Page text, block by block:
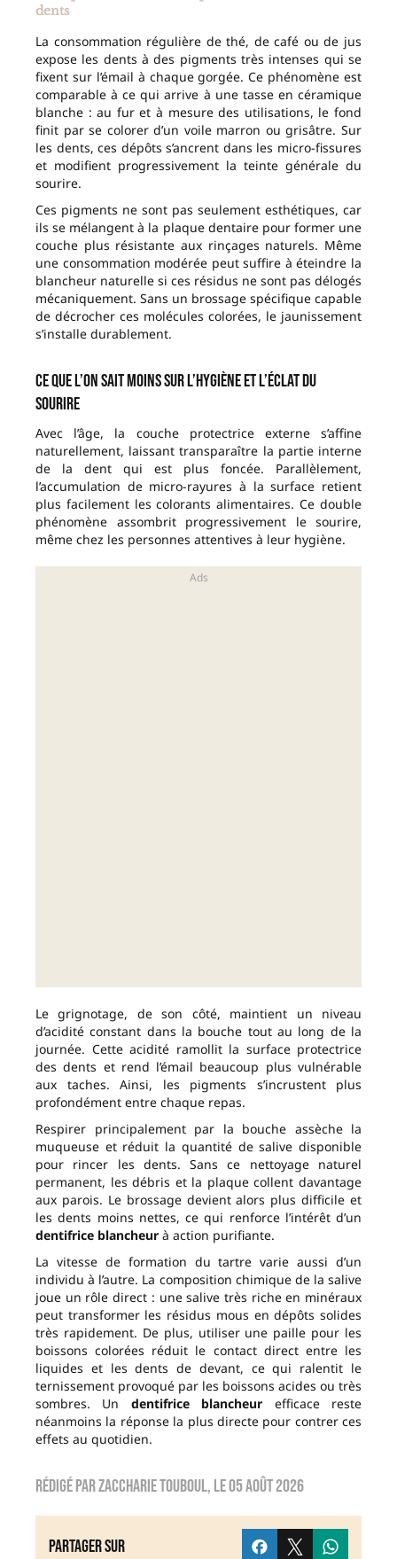
dents
La consommation régulière de thé, de café ou de jus
expose les dents à des pigments très intenses qui se
fixent sur l’émail à chaque gorgée. Ce phénomène est
comparable à ce qui arrive à une tasse en céramique
blanche : au fur et à mesure des utilisations, le fond
finit par se colorer d’un voile marron ou grisâtre. Sur
les dents, ces dépôts s’ancrent dans les micro-fissures
et modifient progressivement la teinte générale du
sourire.
Ces pigments ne sont pas seulement esthétiques, car
ils se mélangent à la plaque dentaire pour former une
couche plus résistante aux rinçages naturels. Même
une consommation modérée peut suffire à éteindre la
blancheur naturelle si ces résidus ne sont pas délogés
mécaniquement. Sans un brossage spécifique capable
de décrocher ces molécules colorées, le jaunissement
s’installe durablement.
Ce que l’on sait moins sur l’hygiène et l’éclat du
sourire
Avec l’âge, la couche protectrice externe s’affine
naturellement, laissant transparaître la partie interne
de la dent qui est plus foncée. Parallèlement,
l’accumulation de micro-rayures à la surface retient
plus facilement les colorants alimentaires. Ce double
phénomène assombrit progressivement le sourire,
même chez les personnes attentives à leur hygiène.
Le grignotage, de son côté, maintient un niveau
d’acidité constant dans la bouche tout au long de la
journée. Cette acidité ramollit la surface protectrice
des dents et rend l’émail beaucoup plus vulnérable
aux taches. Ainsi, les pigments s’incrustent plus
profondément entre chaque repas.
Respirer principalement par la bouche assèche la
muqueuse et réduit la quantité de salive disponible
pour rincer les dents. Sans ce nettoyage naturel
permanent, les débris et la plaque collent davantage
aux parois. Le brossage devient alors plus difficile et
les dents moins nettes, ce qui renforce l’intérêt d’un
dentifrice blancheur à action purifiante.
La vitesse de formation du tartre varie aussi d’un
individu à l’autre. La composition chimique de la salive
joue un rôle direct : une salive très riche en minéraux
peut transformer les résidus mous en dépôts solides
très rapidement. De plus, utiliser une paille pour les
boissons colorées réduit le contact direct entre les
liquides et les dents de devant, ce qui ralentit le
ternissement provoqué par les boissons acides ou très
sombres. Un dentifrice blancheur efficace reste
néanmoins la réponse la plus directe pour contrer ces
effets au quotidien.
Rédigé parzaccharie touboul, le05 août 2026
Partager sur